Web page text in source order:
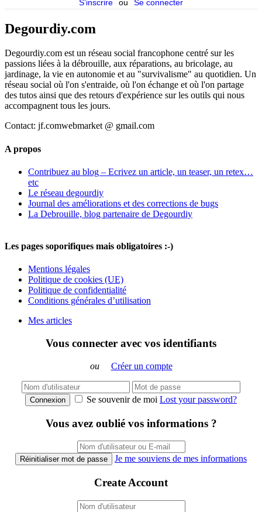
S’inscrire ou Se connecter
Degourdiy.com
Degourdiy.com est un réseau social francophone centré sur les
passions liées à la débrouille, aux réparations, au bricolage, au
jardinage, la vie en autonomie et au "survivalisme" au quotidien. Un
réseau social où l'on s'entraide, où l'on échange et où l'on partage
des tutos ainsi que des retours d'expérience sur les outils qui nous
accompagnent tous les jours.
Contact: jf.comwebmarket @ gmail.com
A propos
Contribuez au blog – Ecrivez un article, un teaser, un retex…
etc
Le réseau degourdiy
Journal des améliorations et des corrections de bugs
La Debrouille, blog partenaire de Degourdiy
Les pages soporifiques mais obligatoires :-)
Mentions légales
Politique de cookies (UE)
Politique de confidentialité
Conditions générales d’utilisation
Mes articles
Vous connecter avec vos identifiants
ou Créer un compte
Connexion Se souvenir de moi Lost your password?
Vous avez oublié vos informations ?
Réinitialiser mot de passe Je me souviens de mes informations
Create Account